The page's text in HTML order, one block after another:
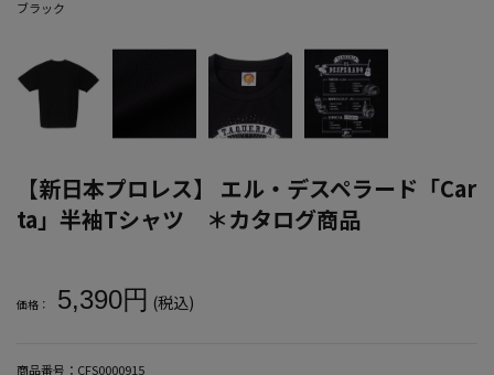
ブラック
【新日本プロレス】 エル・デスペラード「Car
ta」半袖Tシャツ ＊カタログ商品
価格： 5,390円 (税込)
商品番号： CFS0000915